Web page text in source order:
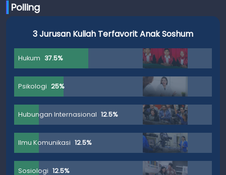
Polling
Soshum 3 Jurusan Kuliah yang Paling Mudah
Bahasa Dan Sastra 16.67%
Ilmu Perpustakaan 16.67%